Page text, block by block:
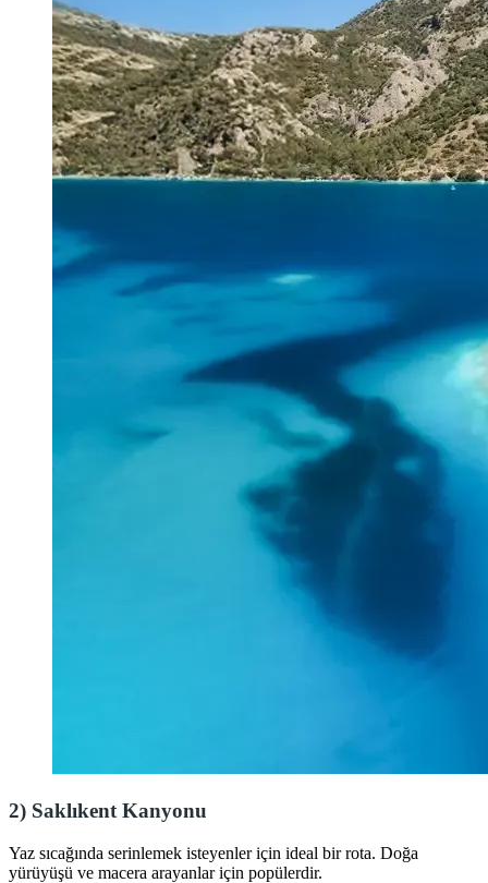
2) Saklıkent Kanyonu
Yaz sıcağında serinlemek isteyenler için ideal bir rota. Doğa
yürüyüşü ve macera arayanlar için popülerdir.